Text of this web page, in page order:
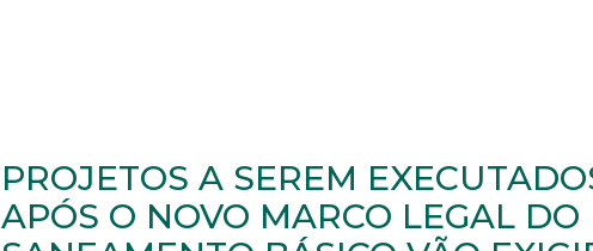
PROJETOS A SEREM
APÓS O NOVO MARCO LEGAL DO